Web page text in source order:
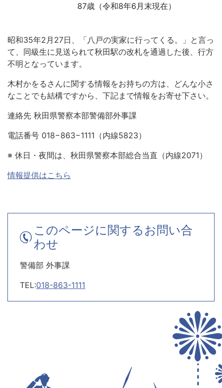
87歳（令和8年6月末現在）
昭和35年2月27日、「八戸の実家に行ってくる。」と言っ
て、同級生に見送られて秋田駅の改札を通過した後、行方
不明となっています。
木村かをるさんに関する情報をお持ちの方は、どんな小さ
なことでも結構ですから、下記まで情報をお寄せ下さい。
連絡先 秋田県警察本部警備部外事課
電話番号 018−863−1111（内線5823）
※ 休日・夜間は、秋田県警察本部総合当直（内線2071）
情報提供はこちら
このページに関するお問い合
わせ
警備部 外事課
TEL:018-863-1111